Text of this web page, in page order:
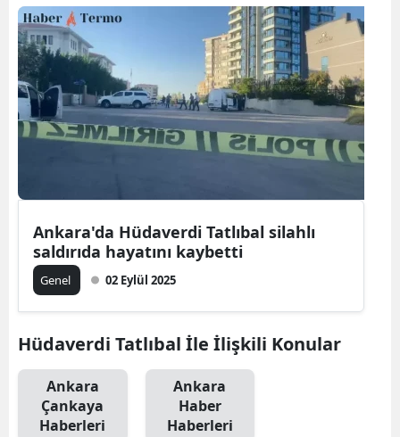
Ankara'da Hüdaverdi Tatlıbal silahlı
saldırıda hayatını kaybetti
Genel 02 Eylül 2025
Hüdaverdi Tatlıbal İle İlişkili Konular
Ankara
Çankaya
Haberleri
Ankara
Haber
Haberleri